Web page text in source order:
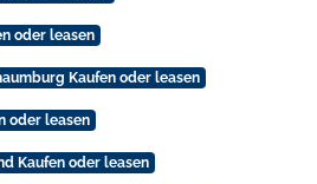
oder leasen
Kaufen oder leasen
oder leasen
Kaufen oder leasen